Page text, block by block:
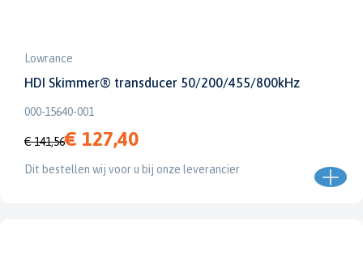
Lowrance
HDI Skimmer® transducer 50/200/455/800kHz
000-15640-001
€ 141,56€ 127,40
Dit bestellen wij voor u bij onze leverancier